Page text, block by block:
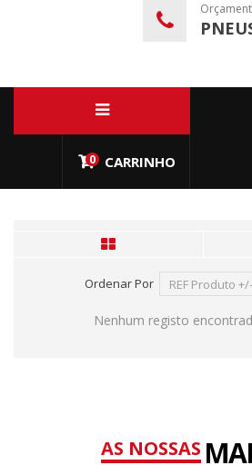
0 CARRINHO
Ordenar Por REF Produto +/-
Nenhum registo
AS NOSSAS